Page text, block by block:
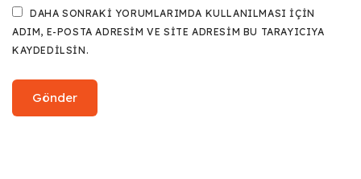
DAHA SONRAKI YORUMLARIMDA KULLANILMASI IÇIN
ADIM, E-POSTA ADRESIM VE SITE ADRESIM BU TARAYICIYA
KAYDEDILSIN.